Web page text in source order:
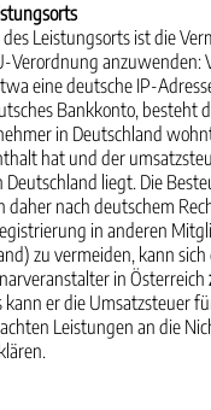
Leistungsorts ist die
Verordnung anzuwenden:
eine deutsche IP-
Bankkonto, besteht
in Deutschland
hat und der
liegt. Die
daher nach deutschem
in anderen
zu vermeiden, kann sich
in Österreich
kann er die Umsatzsteuer
Leistungen an die